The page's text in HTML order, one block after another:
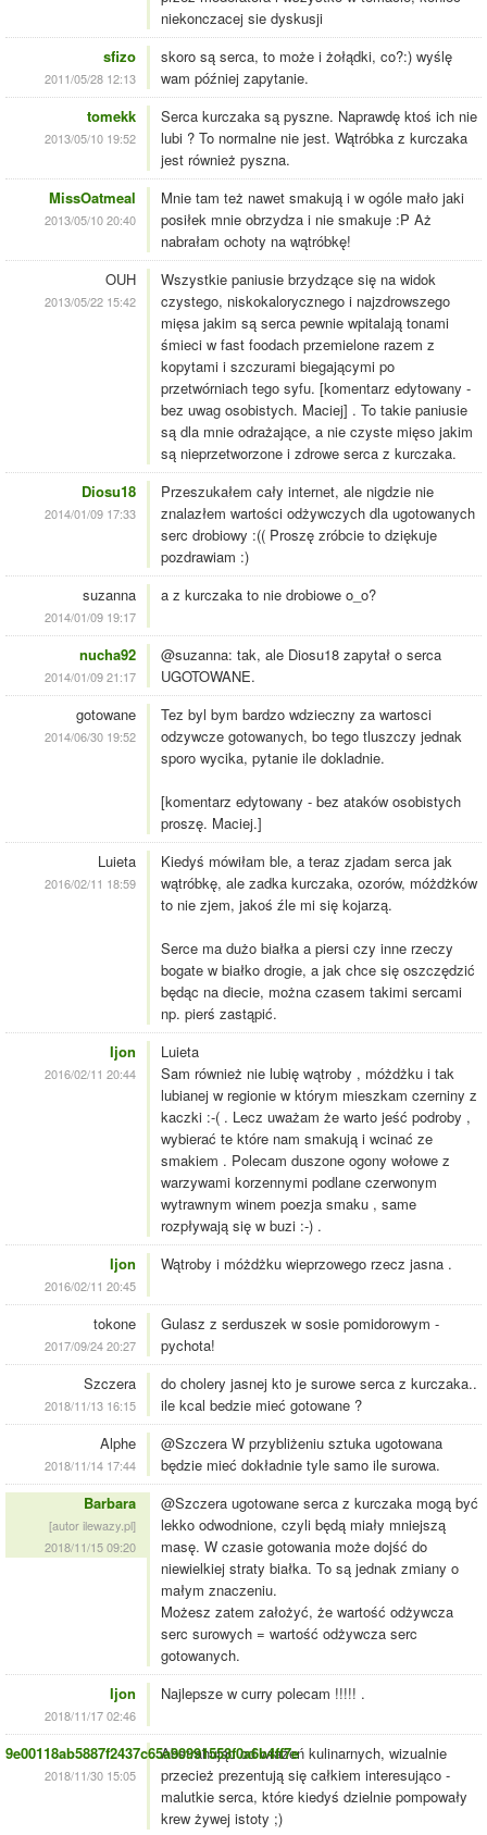
niekonczacej sie dyskusji
sfizo
2011/05/28 12:13
skoro są serca, to może i żołądki, co?:) wyślę
wam później zapytanie.
tomekk
2013/05/10 19:52
Serca kurczaka są pyszne. Naprawdę ktoś ich nie
lubi ? To normalne nie jest. Wątróbka z kurczaka
jest również pyszna.
MissOatmeal
2013/05/10 20:40
Mnie tam też nawet smakują i w ogóle mało jaki
posiłek mnie obrzydza i nie smakuje :P Aż
nabrałam ochoty na wątróbkę!
OUH
2013/05/22 15:42
Wszystkie paniusie brzydzące się na widok
czystego, niskokalorycznego i najzdrowszego
mięsa jakim są serca pewnie wpitalają tonami
śmieci w fast foodach przemielone razem z
kopytami i szczurami biegającymi po
przetwórniach tego syfu. [komentarz edytowany -
bez uwag osobistych. Maciej] . To takie paniusie
są dla mnie odrażające, a nie czyste mięso jakim
są nieprzetworzone i zdrowe serca z kurczaka.
Diosu18
2014/01/09 17:33
Przeszukałem cały internet, ale nigdzie nie
znalazłem wartości odżywczych dla ugotowanych
serc drobiowy :(( Proszę zróbcie to dziękuje
pozdrawiam :)
suzanna
2014/01/09 19:17
a z kurczaka to nie drobiowe o_o?
nucha92
2014/01/09 21:17
@suzanna: tak, ale Diosu18 zapytał o serca
UGOTOWANE.
gotowane
2014/06/30 19:52
Tez byl bym bardzo wdzieczny za wartosci
odzywcze gotowanych, bo tego tluszczy jednak
sporo wycika, pytanie ile dokladnie.
[komentarz edytowany - bez ataków osobistych
proszę. Maciej.]
Luieta
2016/02/11 18:59
Kiedyś mówiłam ble, a teraz zjadam serca jak
wątróbkę, ale zadka kurczaka, ozorów, móżdżków
to nie zjem, jakoś źle mi się kojarzą.
Serce ma dużo białka a piersi czy inne rzeczy
bogate w białko drogie, a jak chce się oszczędzić
będąc na diecie, można czasem takimi sercami
np. pierś zastąpić.
Ijon
2016/02/11 20:44
Luieta
Sam również nie lubię wątroby , móżdżku i tak
lubianej w regionie w którym mieszkam czerniny z
kaczki :-( . Lecz uważam że warto jeść podroby ,
wybierać te które nam smakują i wcinać ze
smakiem . Polecam duszone ogony wołowe z
warzywami korzennymi podlane czerwonym
wytrawnym winem poezja smaku , same
rozpływają się w buzi :-) .
Ijon
2016/02/11 20:45
Wątroby i móżdżku wieprzowego rzecz jasna .
tokone
2017/09/24 20:27
Gulasz z serduszek w sosie pomidorowym -
pychota!
Szczera
2018/11/13 16:15
do cholery jasnej kto je surowe serca z kurczaka..
ile kcal bedzie mieć gotowane ?
Alphe
2018/11/14 17:44
@Szczera W przybliżeniu sztuka ugotowana
będzie mieć dokładnie tyle samo ile surowa.
Barbara
[autor ilewazy.pl]
2018/11/15 09:20
@Szczera ugotowane serca z kurczaka mogą być
lekko odwodnione, czyli będą miały mniejszą
masę. W czasie gotowania może dojść do
niewielkiej straty białka. To są jednak zmiany o
małym znaczeniu.
Możesz zatem założyć, że wartość odżywcza
serc surowych = wartość odżywcza serc
gotowanych.
Ijon
2018/11/17 02:46
Najlepsze w curry polecam !!!!! .
9e00118ab5887f2437c65a90991553f0a6b4ff7e
2018/11/30 15:05
Abstrahując od wrażeń kulinarnych, wizualnie
przecież prezentują się całkiem interesująco -
malutkie serca, które kiedyś dzielnie pompowały
krew żywej istoty ;)